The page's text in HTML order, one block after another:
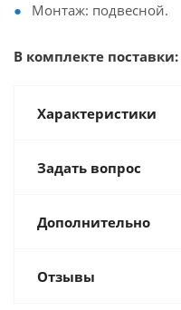
Монтаж: подвесной.
В комплекте поставки:
Характеристики
Задать вопрос
Дополнительно
Отзывы